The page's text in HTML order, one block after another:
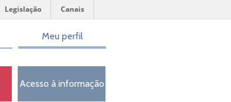
Legislação Canais
Meu perfil
Acesso à informação